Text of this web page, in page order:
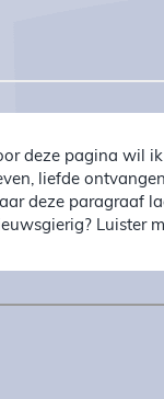
deze pagina wil
liefde
deze paragraaf
Luister